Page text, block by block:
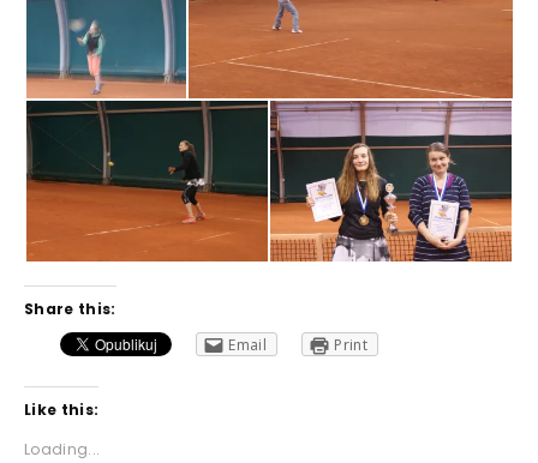
Share this:
Email
Print
Like this:
Loading...